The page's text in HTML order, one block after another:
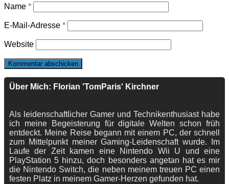
Name *
E-Mail-Adresse *
Website
Über Mich: Florian 'TomParis' Kirchner
Als leidenschaftlicher Gamer und Technikenthusiast habe
ich meine Begeisterung für digitale Welten schon früh
entdeckt. Meine Reise begann mit einem PC, der schnell
zum Mittelpunkt meiner Gaming-Leidenschaft wurde. Im
Laufe der Zeit kamen eine Nintendo Wii U und eine
PlayStation 5 hinzu, doch besonders angetan hat es mir
die Nintendo Switch, die neben meinem treuen PC einen
festen Platz in meinem Gamer-Herzen gefunden hat.